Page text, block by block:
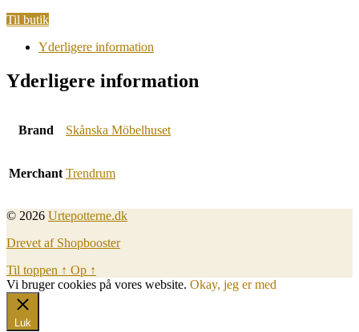
Til butik
Yderligere information
Yderligere information
Brand Skånska Möbelhuset
Merchant Trendrum
© 2026 Urtepotterne.dk
Drevet af Shopbooster
Til toppen ↑ Op ↑
Vi bruger cookies på vores website. Okay, jeg er med
Luk